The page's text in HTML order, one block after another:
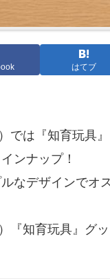
はてブ
では『知育玩具
ンナップ！
なデザインでオ
『知育玩具』グ